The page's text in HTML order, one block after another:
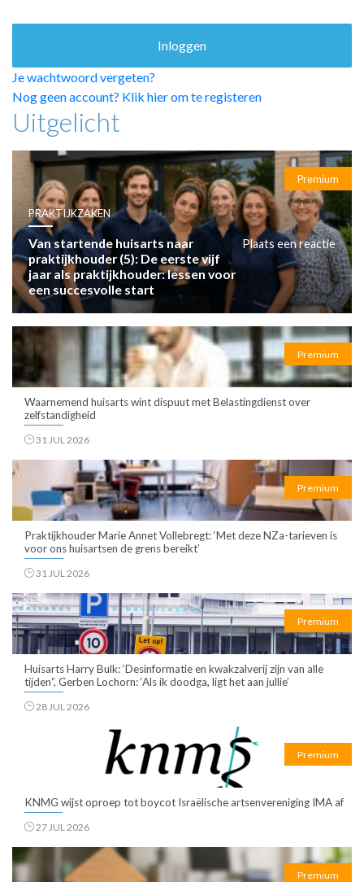
PRAKTIJKZAKEN
TARIEVEN
VPHUISARTSEN
MEDISCHE VAKHANDEL
INLOGGEN
REGISTRATIE
Je wachtwoord vergeten?
Nog geen account? Klik hier om te registeren
Uitgelicht
Premium
PRAKTIJKZAKEN
Van startende huisarts naar
praktijkhouder (5): De eerste vijf
jaar als praktijkhouder: lessen voor
een succesvolle start
Plaats een reactie
Premium
Waarnemend huisarts wint dispuut met Belastingdienst over
zelfstandigheid
31 JUL 2026
Premium
Praktijkhouder Marie Annet Vollebregt: ‘Met deze NZa-tarieven is
voor ons huisartsen de grens bereikt’
31 JUL 2026
Premium
Huisarts Harry Bulk: ‘Desinformatie en kwakzalverij zijn van alle
tijden”, Gerben Lochorn: ‘Als ik doodga, ligt het aan jullie’
28 JUL 2026
Premium
KNMG wijst oproep tot boycot Israëlische artsenvereniging IMA af
27 JUL 2026
Premium